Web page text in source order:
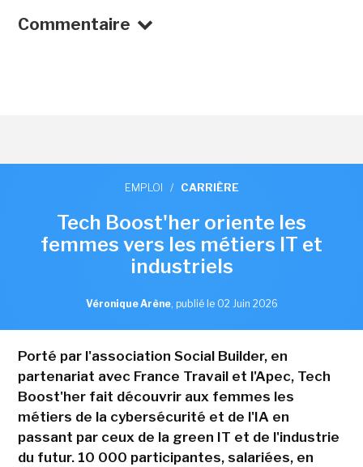
Commentaire
EMPLOI / CARRIÈRE
Tech Boost'her oriente les
femmes vers les métiers IT et
industriels
Véronique Arène, publié le 02 Juin 2026
Porté par l'association Social Builder, en
partenariat avec France Travail et l'Apec, Tech
Boost'her fait découvrir aux femmes les
métiers de la cybersécurité et de l'IA en
passant par ceux de la green IT et de l'industrie
du futur. 10 000 participantes, salariées, en